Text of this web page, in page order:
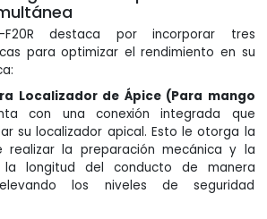
F20R destaca por incorporar tres
para optimizar el rendimiento en su
Localizador de Ápice (Para mango
con una conexión integrada que
su localizador apical. Esto le otorga la
realizar la preparación mecánica y la
la longitud del conducto de manera
los niveles de seguridad